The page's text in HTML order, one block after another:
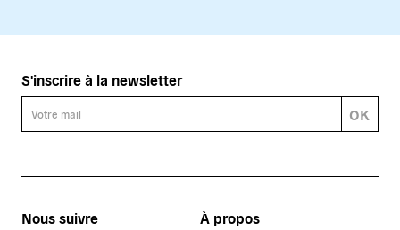
Nous suivre À propos
S'inscrire à la newsletter
OK